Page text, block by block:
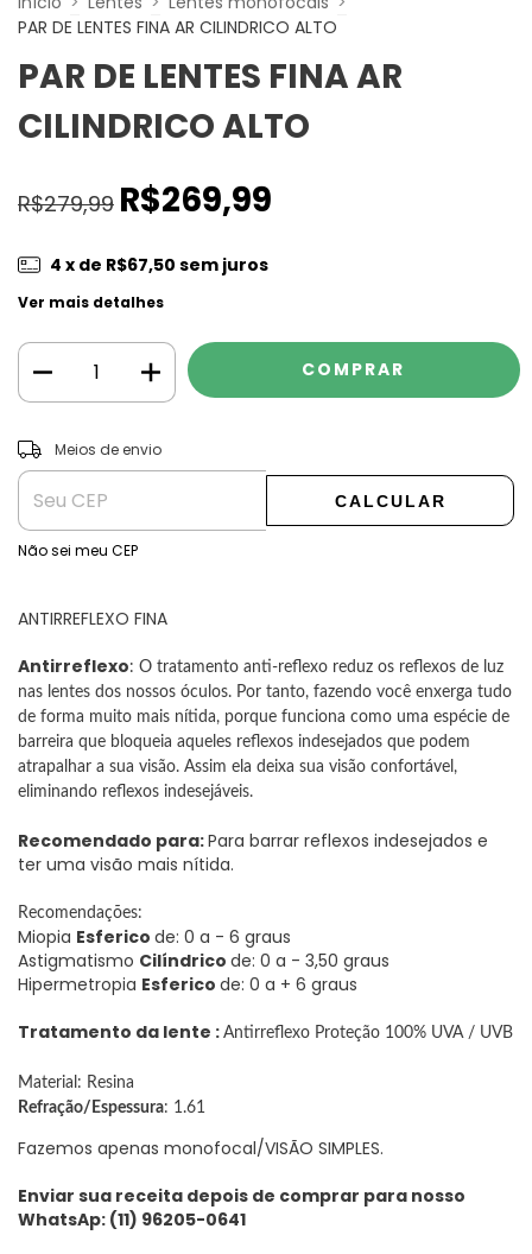
PAR DE LENTES FINA AR CILINDRICO ALTO
PAR DE LENTES FINA AR
CILINDRICO ALTO
R$279,99 R$269,99
4 x de R$67,50 sem juros
Ver mais detalhes
Entregas para o CEP:
Meios de envio
CALCULAR
Não sei meu CEP
ANTIRREFLEXO FINA
Antirreflexo: O tratamento anti-reflexo reduz os reflexos de luz
nas lentes dos nossos óculos. Por tanto, fazendo você enxerga tudo
de forma muito mais nítida, porque funciona como uma espécie de
barreira que bloqueia aqueles reflexos indesejados que podem
atrapalhar a sua visão. Assim ela deixa sua visão confortável,
eliminando reflexos indesejáveis.
Recomendado para:Para barrar reflexos indesejados e
ter uma visão mais nítida.
Recomendações:
Miopia Esferico de: 0 a - 6 graus
Astigmatismo Cilíndrico de: 0 a - 3,50 graus
Hipermetropia Esferico de: 0 a + 6 graus
Tratamento da lente : Antirreflexo Proteção 100% UVA / UVB
Material: Resina
Refração/Espessura: 1.61
Fazemos apenas monofocal/VISÃO SIMPLES.
Enviar sua receita depois de comprar para nosso
WhatsAp: (11) 96205-0641